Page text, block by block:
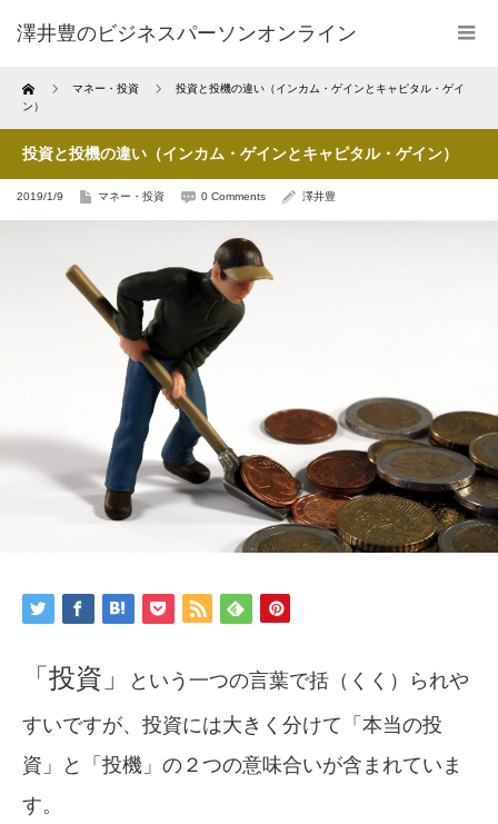
澤井豊のビジネスパーソンオンライン
Home マネー・投資
投資と投機の違い（インカム・ゲインとキャピタル・ゲイ
ン）
投資と投機の違い（インカム・ゲインとキャピタル・ゲイン）
2019/1/9 マネー・投資 0 Comments 澤井豊
「投資」
という一つの言葉で括（くく）られや
すいですが、投資には大きく分けて「本当の投
資」と「投機」の２つの意味合いが含まれていま
す。